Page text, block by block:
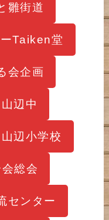
雛街道
Taiken堂
会企画
山辺中
山辺小学校
総会
センター